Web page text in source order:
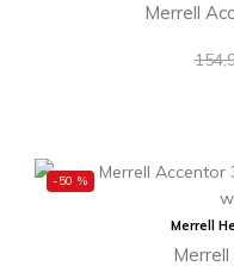
Merrell
-50 %
Merrell